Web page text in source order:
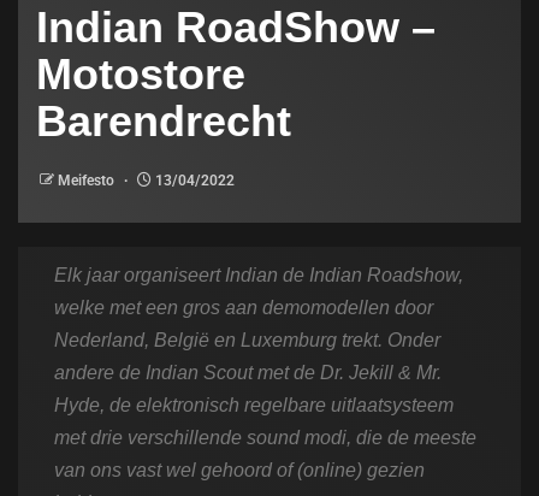
Indian RoadShow –
Motostore
Barendrecht
Meifesto 13/04/2022
Elk jaar organiseert Indian de Indian Roadshow,
welke met een gros aan demomodellen door
Nederland, België en Luxemburg trekt. Onder
andere de Indian Scout met de Dr. Jekill & Mr.
Hyde, de elektronisch regelbare uitlaatsysteem
met drie verschillende sound modi, die de meeste
van ons vast wel gehoord of (online) gezien